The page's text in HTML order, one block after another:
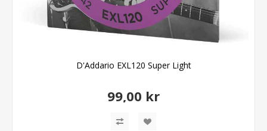
D'Addario EXL120 Super Light
99,00 kr